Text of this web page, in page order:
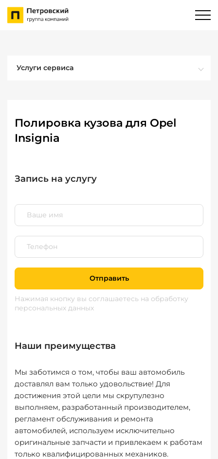
Услуги сервиса
Полировка кузова для Opel
Insignia
Запись на услугу
Отправить
Нажимая кнопку вы соглашаетесь на обработку
персональных данных
Наши преимущества
Мы заботимся о том, чтобы ваш автомобиль
доставлял вам только удовольствие! Для
достижения этой цели мы скрупулезно
выполняем, разработанный производителем,
регламент обслуживания и ремонта
автомобилей, используем исключительно
оригинальные запчасти и привлекаем к работам
только квалифицированных механиков.